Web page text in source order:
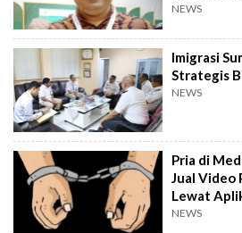
NEWS
Imigrasi
Strategis
NEWS
Pria di
Jual Video
Lewat
NEWS